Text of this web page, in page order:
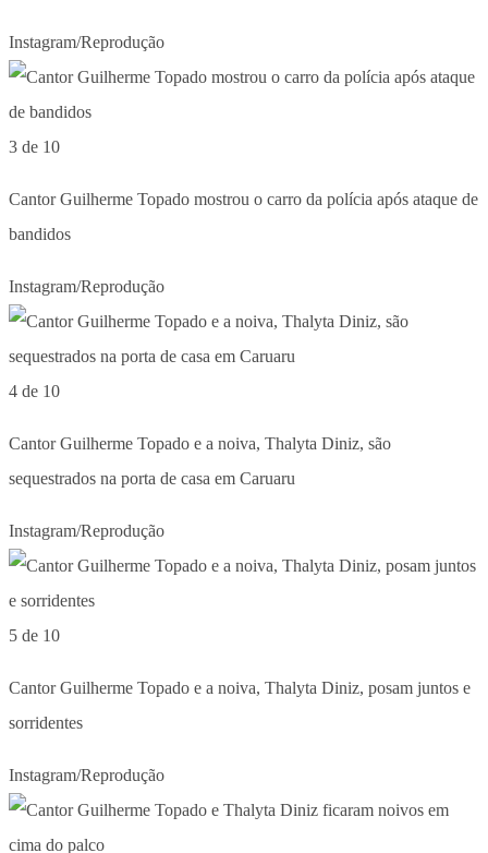
Instagram/Reprodução
3 de 10
Cantor Guilherme Topado mostrou o carro da polícia após ataque de
bandidos
Instagram/Reprodução
4 de 10
Cantor Guilherme Topado e a noiva, Thalyta Diniz, são
sequestrados na porta de casa em Caruaru
Instagram/Reprodução
5 de 10
Cantor Guilherme Topado e a noiva, Thalyta Diniz, posam juntos e
sorridentes
Instagram/Reprodução